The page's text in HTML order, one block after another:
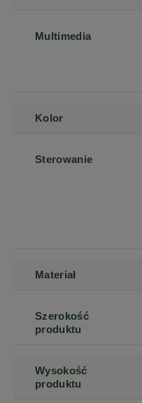
Multimedia
Kolor
Sterowanie
Materiał
Szerokość
produktu
Wysokość
produktu